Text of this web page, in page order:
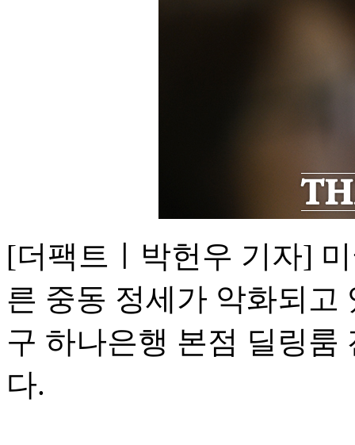
[더팩트ㅣ박헌우 기자]
른 중동 정세가 악화되고
구 하나은행 본점 딜링룸
다.